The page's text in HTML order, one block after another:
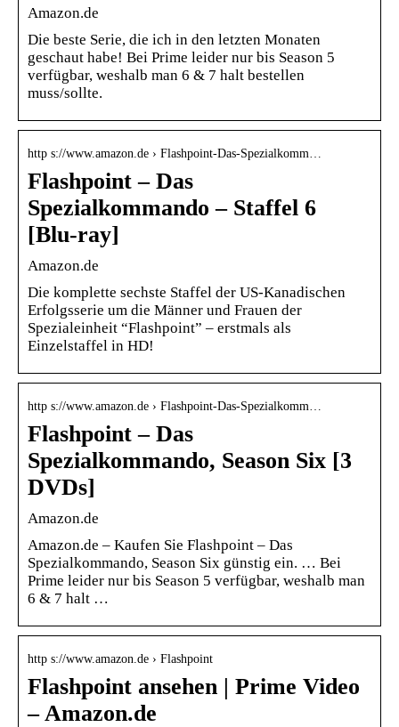
Amazon.de
Die beste Serie, die ich in den letzten Monaten
geschaut habe! Bei Prime leider nur bis Season 5
verfügbar, weshalb man 6 & 7 halt bestellen
muss/sollte.
http s://www.amazon.de › Flashpoint-Das-Spezialkomm…
Flashpoint – Das
Spezialkommando – Staffel 6
[Blu-ray]
Amazon.de
Die komplette sechste Staffel der US-Kanadischen
Erfolgsserie um die Männer und Frauen der
Spezialeinheit “Flashpoint” – erstmals als
Einzelstaffel in HD!
http s://www.amazon.de › Flashpoint-Das-Spezialkomm…
Flashpoint – Das
Spezialkommando, Season Six [3
DVDs]
Amazon.de
Amazon.de – Kaufen Sie Flashpoint – Das
Spezialkommando, Season Six günstig ein. … Bei
Prime leider nur bis Season 5 verfügbar, weshalb man
6 & 7 halt …
http s://www.amazon.de › Flashpoint
Flashpoint ansehen | Prime Video
– Amazon.de